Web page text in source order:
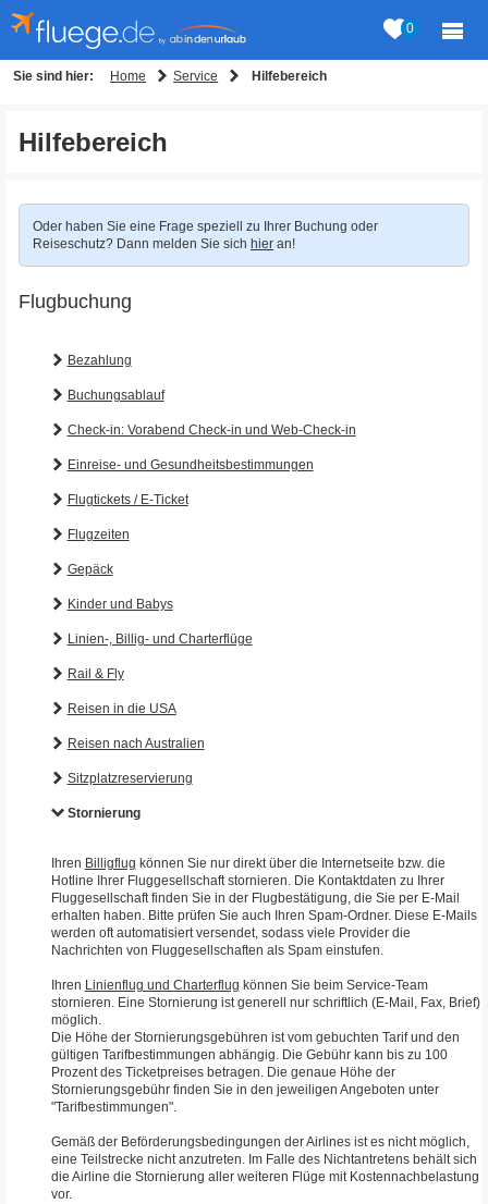
0
Sie sind hier: Home Service Hilfebereich
Hilfebereich
Oder haben Sie eine Frage speziell zu Ihrer Buchung oder
Reiseschutz? Dann melden Sie sich hier an!
Flugbuchung
Bezahlung
Buchungsablauf
Check-in: Vorabend Check-in und Web-Check-in
Einreise- und Gesundheitsbestimmungen
Flugtickets / E-Ticket
Flugzeiten
Gepäck
Kinder und Babys
Linien-, Billig- und Charterflüge
Rail & Fly
Reisen in die USA
Reisen nach Australien
Sitzplatzreservierung
Stornierung
Ihren Billigflug können Sie nur direkt über die Internetseite bzw. die
Hotline Ihrer Fluggesellschaft stornieren. Die Kontaktdaten zu Ihrer
Fluggesellschaft finden Sie in der Flugbestätigung, die Sie per E-Mail
erhalten haben. Bitte prüfen Sie auch Ihren Spam-Ordner. Diese E-Mails
werden oft automatisiert versendet, sodass viele Provider die
Nachrichten von Fluggesellschaften als Spam einstufen.
Ihren Linienflug und Charterflug können Sie beim Service-Team
stornieren. Eine Stornierung ist generell nur schriftlich (E-Mail, Fax, Brief)
möglich.
Die Höhe der Stornierungsgebühren ist vom gebuchten Tarif und den
gültigen Tarifbestimmungen abhängig. Die Gebühr kann bis zu 100
Prozent des Ticketpreises betragen. Die genaue Höhe der
Stornierungsgebühr finden Sie in den jeweiligen Angeboten unter
"Tarifbestimmungen".
Gemäß der Beförderungsbedingungen der Airlines ist es nicht möglich,
eine Teilstrecke nicht anzutreten. Im Falle des Nichtantretens behält sich
die Airline die Stornierung aller weiteren Flüge mit Kostennachbelastung
vor.